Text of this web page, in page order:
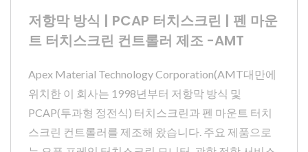
저항막 방식 | PCAP 터치스크린 | 펜 마운
트 터치스크린 컨트롤러 제조 -AMT
Apex Material Technology Corporation(AMT대만에
위치한 이 회사는 1998년부터 저항막 방식 및
PCAP(투과형 정전식) 터치스크린과 펜 마운트 터치
스크린 컨트롤러를 제조해 왔습니다. 주요 제품으로